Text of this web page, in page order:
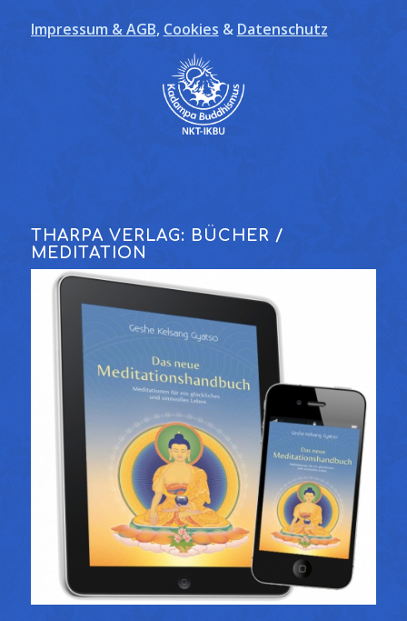
Impressum & AGB, Cookies & Datenschutz
THARPA VERLAG: BÜCHER /
MEDITATION